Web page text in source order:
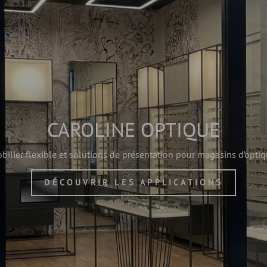
CAROLINE OPTIQUE
flexible et solutions de présentation pour magasins
DÉCOUVRIR LES APPLICATIONS